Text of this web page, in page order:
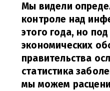
Мы видели
контроле над
этого года, но
экономических
правительства
статистика
мы можем